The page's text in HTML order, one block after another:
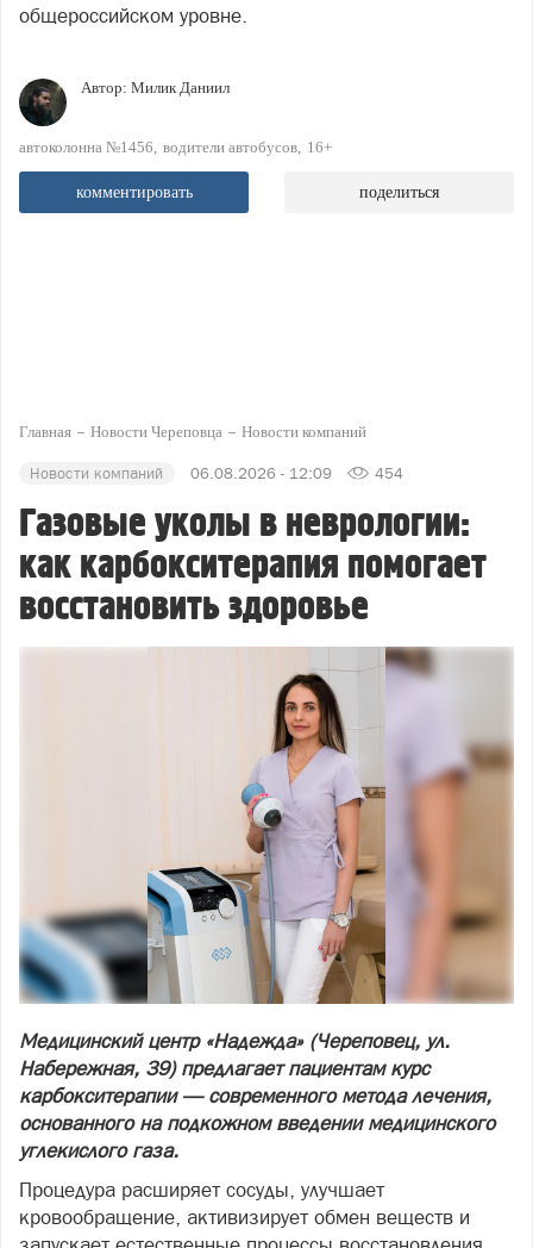
общероссийском уровне.
Автор: Милик Даниил
автоколонна №1456 водители автобусов 16+
комментировать поделиться
Главная Новости Череповца Новости компаний
Новости компаний 06.08.2026 - 12:09 454
Газовые уколы в неврологии:
как карбокситерапия помогает
восстановить здоровье
Медицинский центр «Надежда» (Череповец, ул.
Набережная, 39) предлагает пациентам курс
карбокситерапии — современного метода лечения,
основанного на подкожном введении медицинского
углекислого газа.
Процедура расширяет сосуды, улучшает
кровообращение, активизирует обмен веществ и